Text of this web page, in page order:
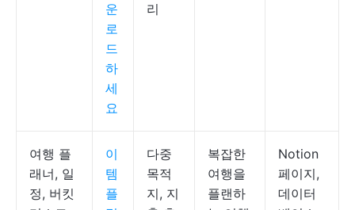
운
로
드
하
세
요
리
여행 플
래너, 일
정, 버킷
이
템
플
다중
목적
지, 지
복잡한
여행을
플랜하
Notion
페이지,
데이터